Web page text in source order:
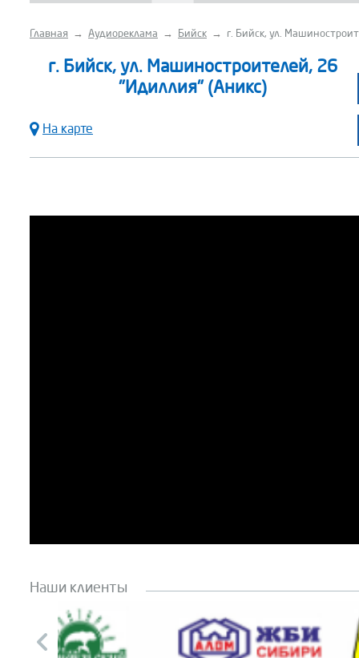
Главная → Аудиореклама → Бийск → г. Бийск, ул.
г. Бийск, ул. Машиностроителей, 26
"Идиллия" (Аникс)
На карте
Наши клиенты